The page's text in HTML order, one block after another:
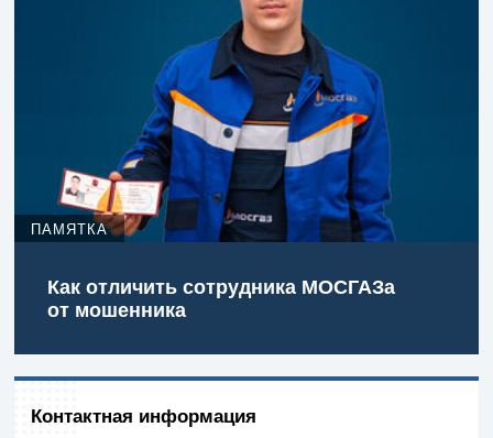
ПАМЯТКА
Как отличить сотрудника МОСГАЗа
от мошенника
Контактная информация